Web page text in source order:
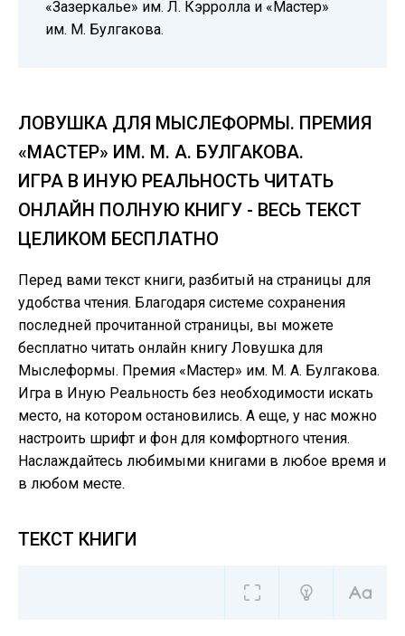
«Зазеркалье» им. Л. Кэрролла и «Мастер»
им. М. Булгакова.
ЛОВУШКА ДЛЯ МЫСЛЕФОРМЫ. ПРЕМИЯ
«МАСТЕР» ИМ. М. А. БУЛГАКОВА.
ИГРА В ИНУЮ РЕАЛЬНОСТЬ ЧИТАТЬ
ОНЛАЙН ПОЛНУЮ КНИГУ - ВЕСЬ ТЕКСТ
ЦЕЛИКОМ БЕСПЛАТНО
Перед вами текст книги, разбитый на страницы для
удобства чтения. Благодаря системе сохранения
последней прочитанной страницы, вы можете
бесплатно читать онлайн книгу Ловушка для
Мыслеформы. Премия «Мастер» им. М. А. Булгакова.
Игра в Иную Реальность без необходимости искать
место, на котором остановились. А еще, у нас можно
настроить шрифт и фон для комфортного чтения.
Наслаждайтесь любимыми книгами в любое время и
в любом месте.
ТЕКСТ КНИГИ